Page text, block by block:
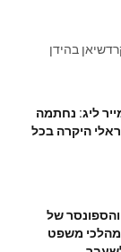
בהידן
ליג: נחתמה
היקרה בכל
של
מהלכי משפט